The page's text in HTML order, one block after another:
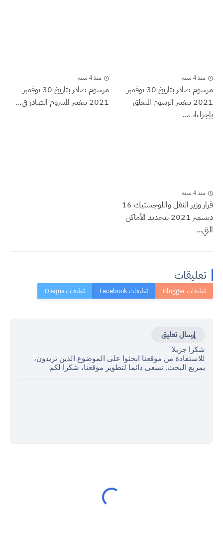
منذ 4 سنة
مرسوم صادر بتاريخ 30 نوفمبر
2021 بتغيير الرسوم المتعلق
بإجراءات...
منذ 4 سنة
مرسوم صادر بتاريخ 30 نوفمبر
2021 بتغيير المسروم الصادر في...
منذ 4 سنة
قرار وزير النقل واللوجستيك 16
ديسمبر 2021 بتحديد الأماكن
التي...
تعليقات
إرسال تعليق
شكرا جزيلا
للاستفادة من موقعنا ابحثوا على الموضوع الذين تريدون،
بمربع البحث. نسعى دائما لتطوير موقعنا، شكرا لكم